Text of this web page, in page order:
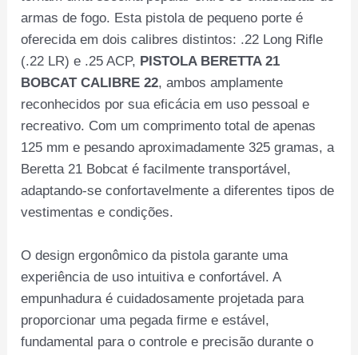
armas de fogo. Esta pistola de pequeno porte é
oferecida em dois calibres distintos: .22 Long Rifle
(.22 LR) e .25 ACP, PISTOLA BERETTA 21
BOBCAT CALIBRE 22, ambos amplamente
reconhecidos por sua eficácia em uso pessoal e
recreativo. Com um comprimento total de apenas
125 mm e pesando aproximadamente 325 gramas, a
Beretta 21 Bobcat é facilmente transportável,
adaptando-se confortavelmente a diferentes tipos de
vestimentas e condições.
O design ergonômico da pistola garante uma
experiência de uso intuitiva e confortável. A
empunhadura é cuidadosamente projetada para
proporcionar uma pegada firme e estável,
fundamental para o controle e precisão durante o